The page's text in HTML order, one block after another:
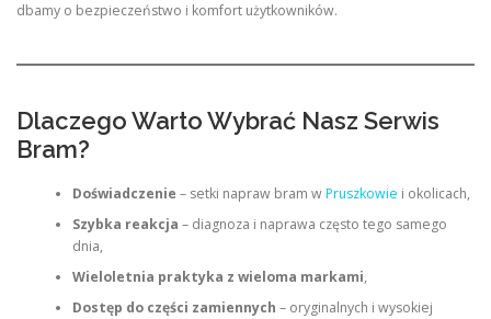
dbamy o bezpieczeństwo i komfort użytkowników.
Dlaczego Warto Wybrać Nasz Serwis
Bram?
Doświadczenie – setki napraw bram wPruszkowie i okolicach,
Szybka reakcja – diagnoza i naprawa często tego samego
dnia,
Wieloletnia praktyka z wieloma markami,
Dostęp do części zamiennych – oryginalnych i wysokiej